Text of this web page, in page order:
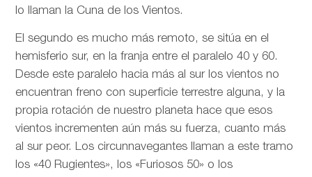
lo llaman la Cuna de los Vientos.
El segundo es mucho más remoto, se sitúa en el
hemisferio sur, en la franja entre el paralelo 40 y 60.
Desde este paralelo hacia más al sur los vientos no
encuentran freno con superficie terrestre alguna, y la
propia rotación de nuestro planeta hace que esos
vientos incrementen aún más su fuerza, cuanto más
al sur peor. Los circunnavegantes llaman a este tramo
los «40 Rugientes», los «Furiosos 50» o los